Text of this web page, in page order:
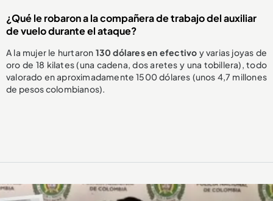
¿Qué le robaron a la compañera de trabajo del auxiliar
de vuelo durante el ataque?
A la mujer le hurtaron 130 dólares en efectivo y varias joyas de
oro de 18 kilates (una cadena, dos aretes y una tobillera), todo
valorado en aproximadamente 1500 dólares (unos 4,7 millones
de pesos colombianos).